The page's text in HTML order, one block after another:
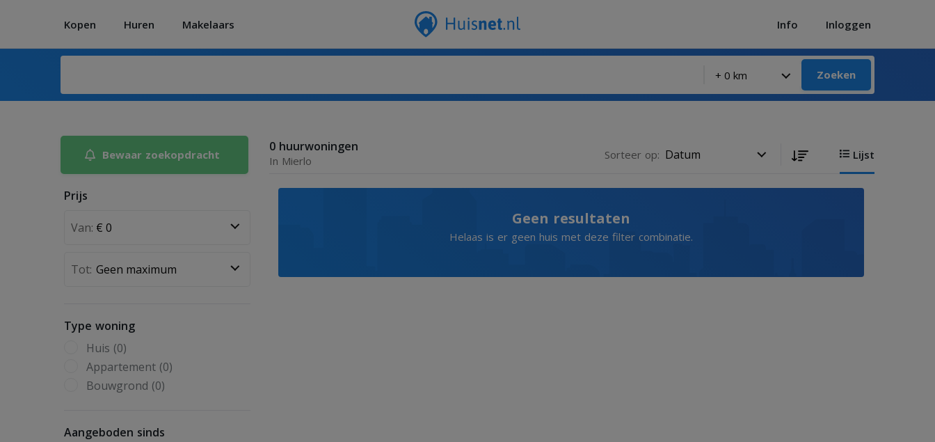
Kopen Huren Makelaars Info Inloggen
Zoeken
Bewaar zoekopdracht
0 huurwoningen
In Mierlo Sorteer op: Lijst
Prijs
Van:
Tot:
Type woning
Huis (0)
Appartement (0)
Bouwgrond (0)
Aangeboden sinds
Geen resultaten
Helaas is er geen huis met deze filter combinatie.